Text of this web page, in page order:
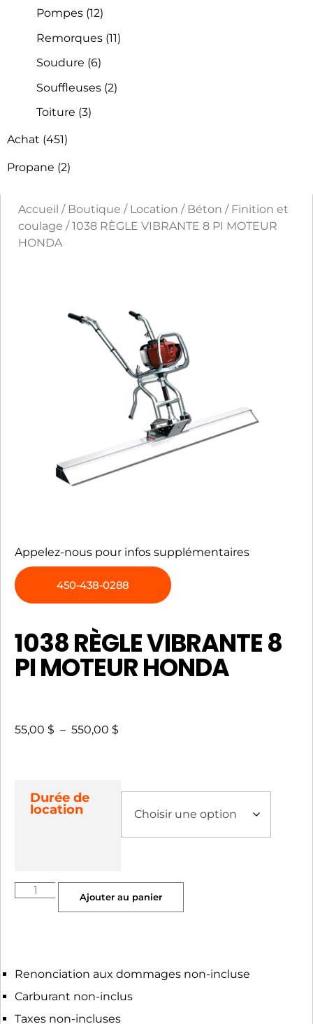
Pompes (12)
Remorques (11)
Soudure (6)
Souffleuses (2)
Toiture (3)
Achat (451)
Propane (2)
Accueil / Boutique / Location / Béton / Finition et
coulage / 1038 RÈGLE VIBRANTE 8 PI MOTEUR
HONDA
Appelez-nous pour infos supplémentaires
450-438-0288
1038 RÈGLE VIBRANTE 8
PI MOTEUR HONDA
55,00 $ – 550,00 $
Durée de
location
Ajouter au panier
Renonciation aux dommages non-incluse
Carburant non-inclus
Taxes non-incluses